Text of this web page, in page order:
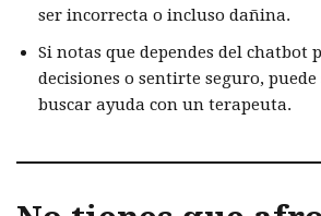
ser incorrecta o incluso dañina.
Si notas que dependes del chatbot
decisiones o sentirte seguro,
buscar ayuda con un terapeuta.